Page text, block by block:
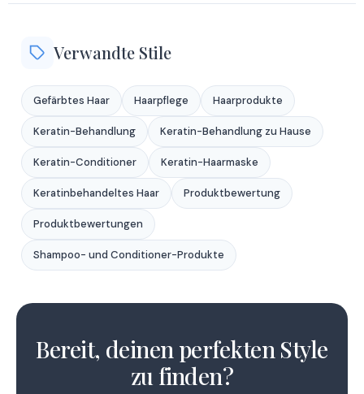
Verwandte Stile
Gefärbtes Haar Haarpflege Haarprodukte
Keratin-Behandlung Keratin-Behandlung zu Hause
Keratin-Conditioner Keratin-Haarmaske
Keratinbehandeltes Haar Produktbewertung
Produktbewertungen
Shampoo- und Conditioner-Produkte
Bereit, deinen perfekten Style
zu finden?